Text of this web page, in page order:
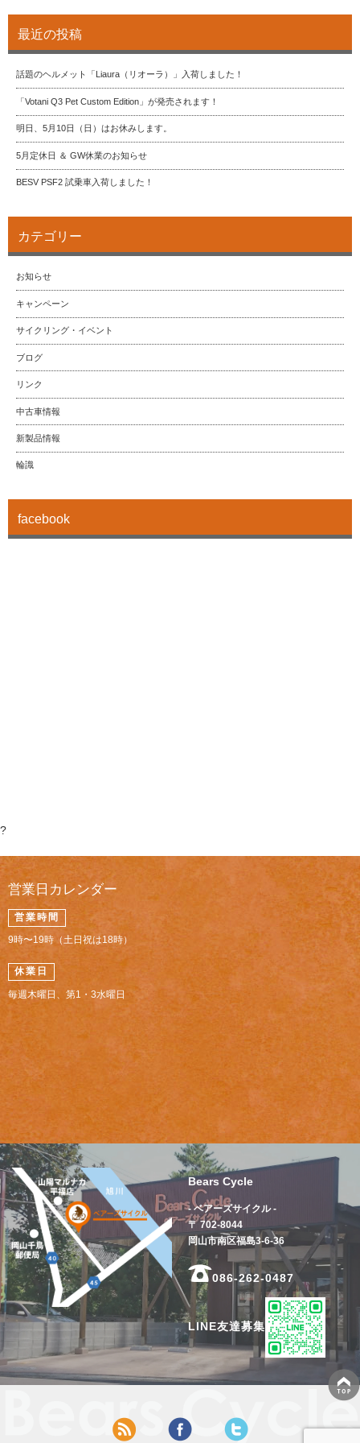
最近の投稿
話題のヘルメット「Liaura（リオーラ）」入荷しました！
「Votani Q3 Pet Custom Edition」が発売されます！
明日、5月10日（日）はお休みします。
5月定休日 ＆ GW休業のお知らせ
BESV PSF2 試乗車入荷しました！
カテゴリー
お知らせ
キャンペーン
サイクリング・イベント
ブログ
リンク
中古車情報
新製品情報
輪識
facebook
?
営業日カレンダー
営業時間
9時〜19時（土日祝は18時）
休業日
毎週木曜日、第1・3水曜日
Bears Cycle
- ベアーズサイクル -
〒 702-8044
岡山市南区福島3-6-36
086-262-0487
LINE友達募集